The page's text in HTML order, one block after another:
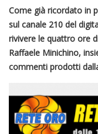
Come già ricordato in
sul canale 210 del
rivivere le quattro ore
Raffaele Minichino,
commenti prodotti